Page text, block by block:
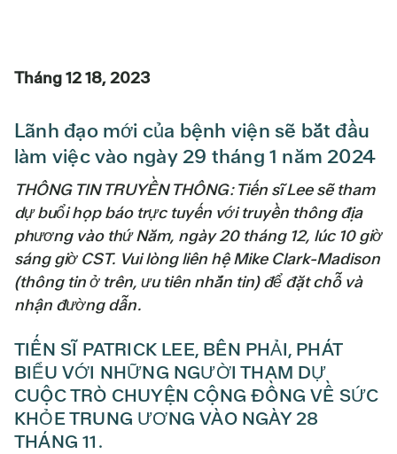
Tháng 12 18, 2023
Lãnh đạo mới của bệnh viện sẽ bắt đầu
làm việc vào ngày 29 tháng 1 năm 2024
THÔNG TIN TRUYỀN THÔNG: Tiến sĩ Lee sẽ tham
dự buổi họp báo trực tuyến với truyền thông địa
phương vào thứ Năm, ngày 20 tháng 12, lúc 10 giờ
sáng giờ CST. Vui lòng liên hệ Mike Clark-Madison
(thông tin ở trên, ưu tiên nhắn tin) để đặt chỗ và
nhận đường dẫn.
TIẾN SĨ PATRICK LEE, BÊN PHẢI, PHÁT
BIỂU VỚI NHỮNG NGƯỜI THAM DỰ
CUỘC TRÒ CHUYỆN CỘNG ĐỒNG VỀ SỨC
KHỎE TRUNG ƯƠNG VÀO NGÀY 28
THÁNG 11.